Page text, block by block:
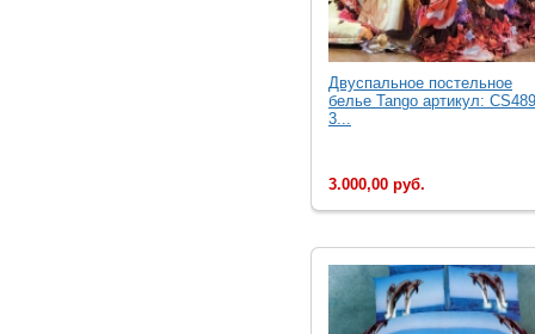
Двуcпальное постельное
белье Tango артикул:
3...
3.000,00 руб.